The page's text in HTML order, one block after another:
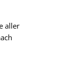
aller